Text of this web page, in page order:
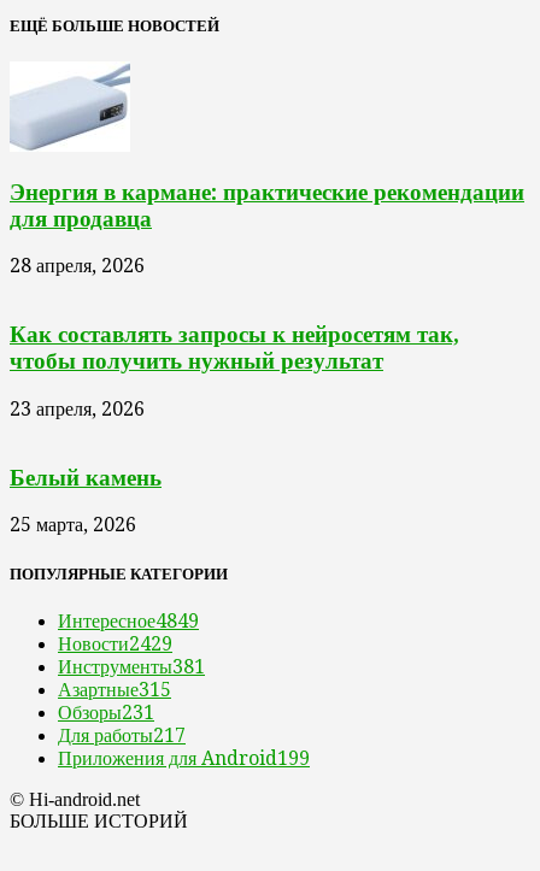
ЕЩЁ БОЛЬШЕ НОВОСТЕЙ
Энергия в кармане: практические рекомендации
для продавца
28 апреля, 2026
Как составлять запросы к нейросетям так,
чтобы получить нужный результат
23 апреля, 2026
Белый камень
25 марта, 2026
ПОПУЛЯРНЫЕ КАТЕГОРИИ
Интересное4849
Новости2429
Инструменты381
Азартные315
Обзоры231
Для работы217
Приложения для Android199
© Hi-android.net
БОЛЬШЕ ИСТОРИЙ